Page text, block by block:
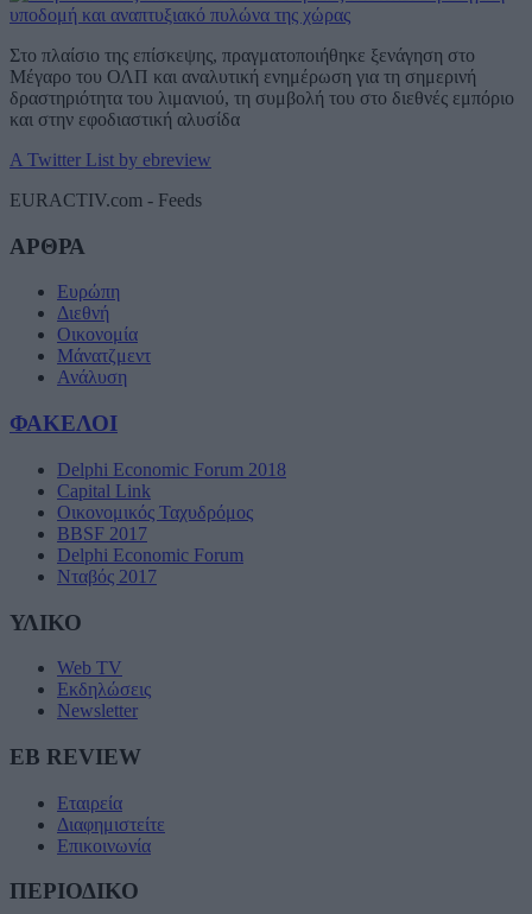
Στο πλαίσιο της επίσκεψης, πραγματοποιήθηκε ξενάγηση στο
Μέγαρο του ΟΛΠ και αναλυτική ενημέρωση για τη σημερινή
δραστηριότητα του λιμανιού, τη συμβολή του στο διεθνές εμπόριο
και στην εφοδιαστική αλυσίδα
A Twitter List by ebreview
EURACTIV.com - Feeds
ΑΡΘΡΑ
Ευρώπη
Διεθνή
Οικονομία
Μάνατζμεντ
Ανάλυση
ΦΑΚΕΛΟΙ
Delphi Economic Forum 2018
Capital Link
Οικονομικός Ταχυδρόμος
BBSF 2017
Delphi Economic Forum
Νταβός 2017
ΥΛΙΚΟ
Web TV
Εκδηλώσεις
Newsletter
EB REVIEW
Εταιρεία
Διαφημιστείτε
Επικοινωνία
ΠΕΡΙΟΔΙΚΟ